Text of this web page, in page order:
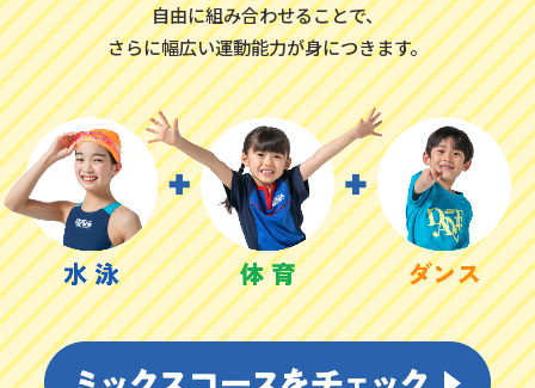
自由に組み合わせることで、
さらに幅広い運動能力が身につきます。